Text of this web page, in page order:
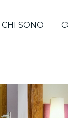
CHI SONO